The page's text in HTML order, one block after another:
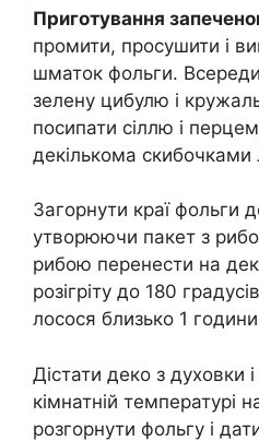
Приготування
промити, просушити і
шматок фольги.
зелену цибулю і
посипати сіллю і
декількома
Загорнути краї фольги
утворюючи пакет з
рибою перенести на
розігріту до 180
лосося близько 1
Дістати деко з духовки
кімнатній температурі
розгорнути фольгу і